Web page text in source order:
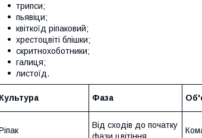
трипси;
пьявіци;
квіткоїд ріпаковий;
хрестоцвіті блішки;
скритнохоботники;
галиця;
листоїд.
Культура Фаза
Від сходів до початку
фази цвітіння